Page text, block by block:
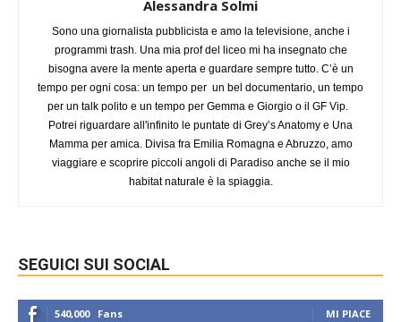
Alessandra Solmi
Sono una giornalista pubblicista e amo la televisione, anche i
programmi trash. Una mia prof del liceo mi ha insegnato che
bisogna avere la mente aperta e guardare sempre tutto. C’è un
tempo per ogni cosa: un tempo per un bel documentario, un tempo
per un talk polito e un tempo per Gemma e Giorgio o il GF Vip.
Potrei riguardare all'infinito le puntate di Grey’s Anatomy e Una
Mamma per amica. Divisa fra Emilia Romagna e Abruzzo, amo
viaggiare e scoprire piccoli angoli di Paradiso anche se il mio
habitat naturale è la spiaggia.
SEGUICI SUI SOCIAL
540,000 Fans MI PIACE